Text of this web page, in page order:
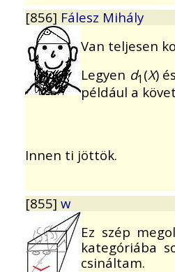
[856] Fálesz Mihály
Van teljesen
Legyen d1 (X) és
például a
Innen ti jöttök.
[855] w
Ez szép
kategóriába
csináltam.